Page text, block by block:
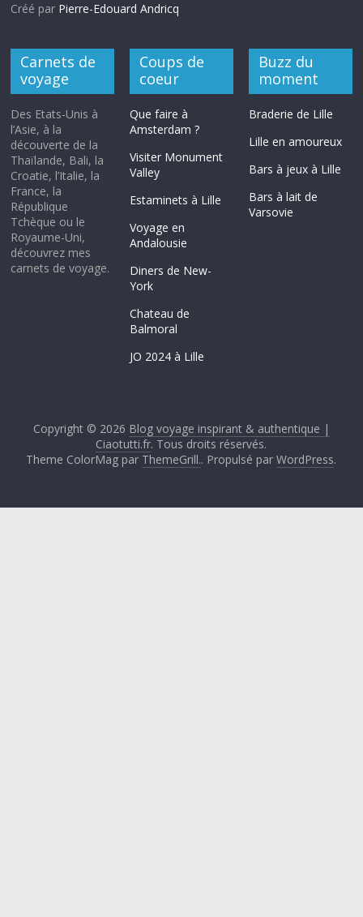
Créé par Pierre-Edouard Andricq
Carnets de
voyage
Des Etats-Unis à
l’Asie, à la
découverte de la
Thaïlande, Bali, la
Croatie, l’Italie, la
France, la
République
Tchèque ou le
Royaume-Uni,
découvrez mes
carnets de voyage.
Coups de
coeur
Que faire à
Amsterdam ?
Visiter Monument
Valley
Estaminets à Lille
Voyage en
Andalousie
Diners de New-
York
Chateau de
Balmoral
JO 2024 à Lille
Buzz du
moment
Braderie de Lille
Lille en amoureux
Bars à jeux à Lille
Bars à lait de
Varsovie
Copyright © 2026 Blog voyage inspirant & authentique |
Ciaotutti.fr. Tous droits réservés.
Theme ColorMag par ThemeGrill.. Propulsé parWordPress.